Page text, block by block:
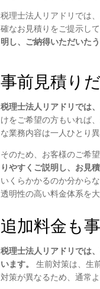
税理士法人リアドリでは
確なお見積りをご提示して
明し、ご納得いただいた
事前見積り
税理士法人リアドリでは
けをご希望の方もいれば
な業務内容は一人ひとり異
そのため、お客様のご希
りやすくご説明し、お見
いくらかかるのか分から
透明性の高い料金体系を
追加料金も
税理士法人リアドリでは
います。
生前対策は、生
対策が異なるため、通常